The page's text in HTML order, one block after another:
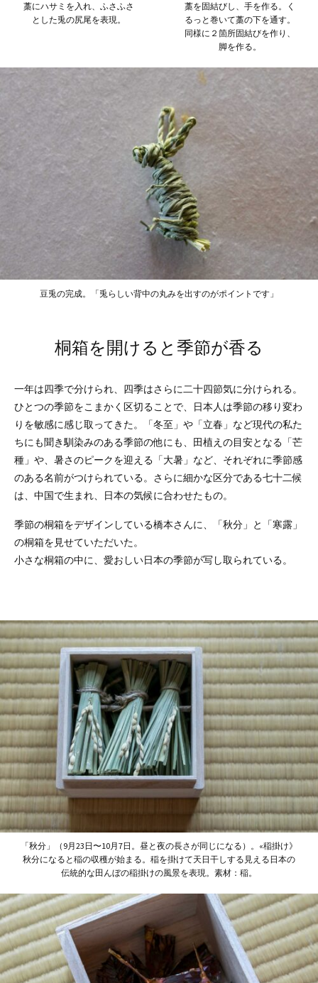
藁にハサミを入れ、ふさふさ
とした兎の尻尾を表現。
藁を固結びし、手を作る。く
るっと巻いて藁の下を通す。
同様に２箇所固結びを作り、
脚を作る。
豆兎の完成。「兎らしい背中の丸みを出すのがポイントです」
桐箱を開けると季節が香る
一年は四季で分けられ、四季はさらに二十四節気に分けられる。
ひとつの季節をこまかく区切ることで、日本人は季節の移り変わ
りを敏感に感じ取ってきた。「冬至」や「立春」など現代の私た
ちにも聞き馴染みのある季節の他にも、田植えの目安となる「芒
種」や、暑さのピークを迎える「大暑」など、それぞれに季節感
のある名前がつけられている。さらに細かな区分である七十二候
は、中国で生まれ、日本の気候に合わせたもの。
季節の桐箱をデザインしている橋本さんに、「秋分」と「寒露」
の桐箱を見せていただいた。
小さな桐箱の中に、愛おしい日本の季節が写し取られている。
「秋分」（9月23日〜10月7日。昼と夜の長さが同じになる）。«稲掛け》
秋分になると稲の収穫が始まる。稲を掛けて天日干しする見える日本の
伝統的な田んぼの稲掛けの風景を表現。素材：稲。